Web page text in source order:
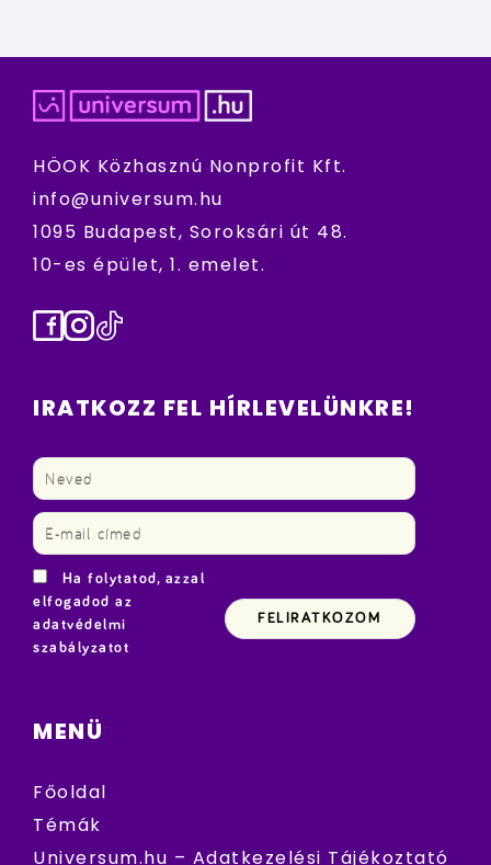
HÖOK Közhasznú Nonprofit Kft.
info@universum.hu
1095 Budapest, Soroksári út 48.
10-es épület, 1. emelet.
Facebook
Instagram
TikTok
IRATKOZZ FEL HÍRLEVELÜNKRE!
Ha folytatod, azzal
elfogadod az
adatvédelmi
szabályzatot
MENÜ
Főoldal
Témák
Universum.hu – Adatkezelési Tájékoztató